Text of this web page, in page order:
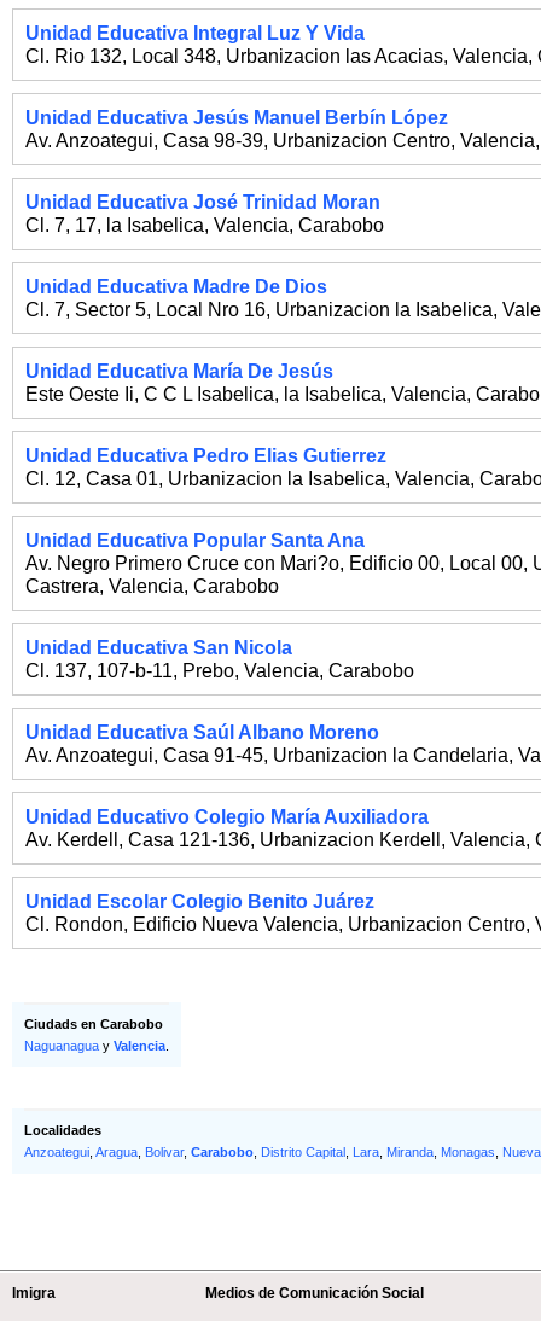
Unidad Educativa Integral Luz Y Vida
Cl. Rio 132, Local 348, Urbanizacion las Acacias, Valencia,
Unidad Educativa Jesús Manuel Berbín López
Av. Anzoategui, Casa 98-39, Urbanizacion Centro, Valencia
Unidad Educativa José Trinidad Moran
Cl. 7, 17, la Isabelica, Valencia, Carabobo
Unidad Educativa Madre De Dios
Cl. 7, Sector 5, Local Nro 16, Urbanizacion la Isabelica,
Unidad Educativa María De Jesús
Este Oeste Ii, C C L Isabelica, la Isabelica, Valencia,
Unidad Educativa Pedro Elias Gutierrez
Cl. 12, Casa 01, Urbanizacion la Isabelica, Valencia,
Unidad Educativa Popular Santa Ana
Av. Negro Primero Cruce con Mari?o, Edificio 00, Local 00,
Castrera, Valencia, Carabobo
Unidad Educativa San Nicola
Cl. 137, 107-b-11, Prebo, Valencia, Carabobo
Unidad Educativa Saúl Albano Moreno
Av. Anzoategui, Casa 91-45, Urbanizacion la Candelaria,
Unidad Educativo Colegio María Auxiliadora
Av. Kerdell, Casa 121-136, Urbanizacion Kerdell, Valencia,
Unidad Escolar Colegio Benito Juárez
Cl. Rondon, Edificio Nueva Valencia, Urbanizacion Centro,
Ciudads en Carabobo
Naguanagua y Valencia
Localidades
Anzoategui Aragua Bolivar, Carabobo Distrito Capital Lara Miranda Monagas
Imigra Medios de Comunicación Social